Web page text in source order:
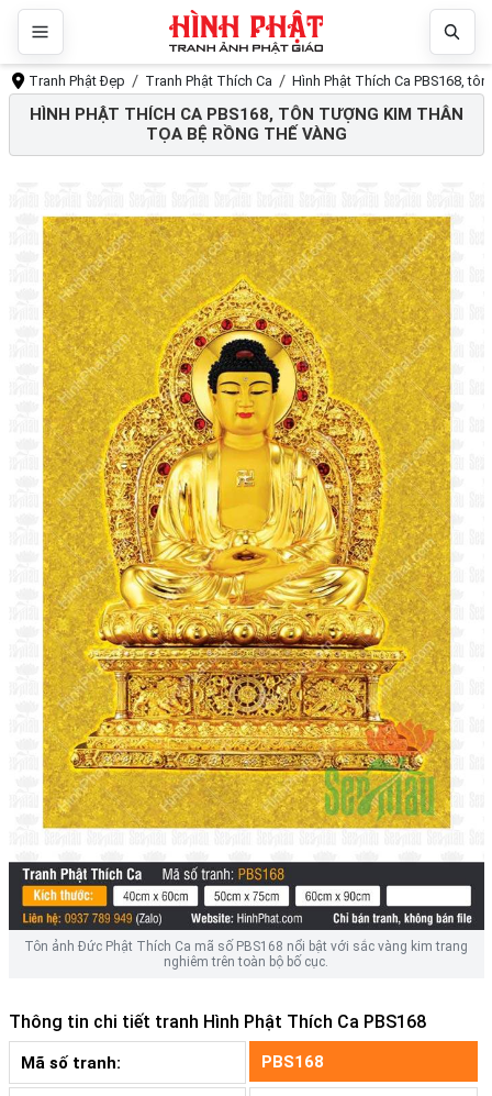
Tranh Phật Đẹp Tranh Phật Thích Ca Hình Phật Thích Ca PBS168,
HÌNH PHẬT THÍCH CA PBS168, TÔN TƯỢNG KIM THÂN
TỌA BỆ RỒNG THẾ VÀNG
Tôn ảnh Đức Phật Thích Ca mã số PBS168 nổi bật với sắc vàng kim trang
nghiêm trên toàn bộ bố cục.
Thông tin chi tiết tranh Hình Phật Thích Ca PBS168
Mã số tranh: PBS168